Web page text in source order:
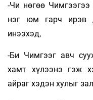
-Чи нөгөө
нэг юм гарч ирэв
инээхэд,
-Би Чимгээг авч
хамт хүлээнэ гэж
айраг хэдэн хулыг